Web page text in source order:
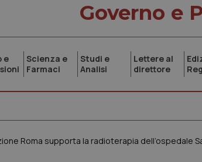
Governo e
e
Scienza e
Farmaci
Studi e
Analisi
Lettere al
direttore
Roma supporta la radioterapia dell’ospedale